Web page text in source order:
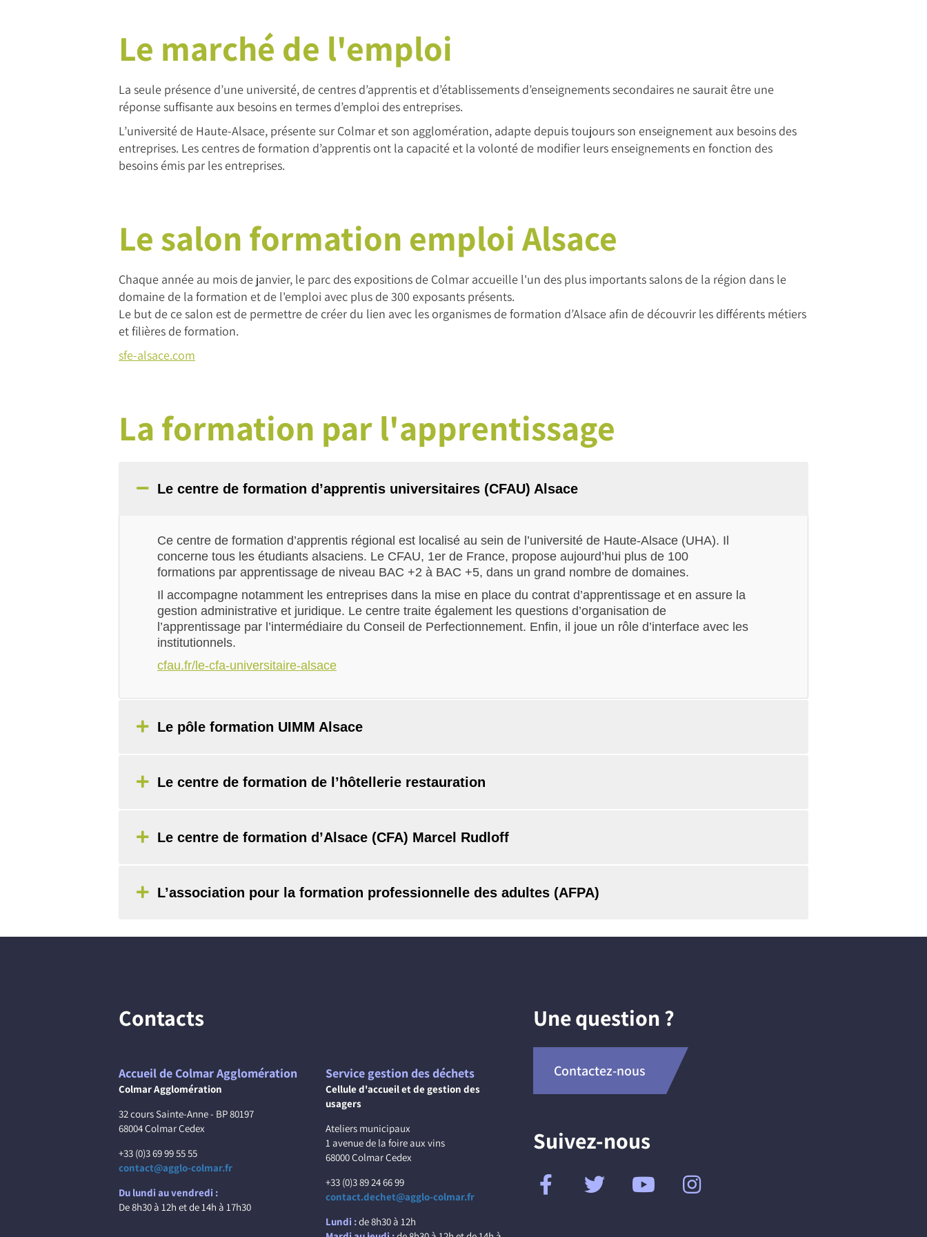
Le marché de l'emploi
La seule présence d’une université, de centres d’apprentis et d’établissements d’enseignements secondaires ne saurait être une
réponse suffisante aux besoins en termes d’emploi des entreprises.
L’université de Haute-Alsace, présente sur Colmar et son agglomération, adapte depuis toujours son enseignement aux besoins des
entreprises. Les centres de formation d’apprentis ont la capacité et la volonté de modifier leurs enseignements en fonction des
besoins émis par les entreprises.
Le salon formation emploi Alsace
Chaque année au mois de janvier, le parc des expositions de Colmar accueille l'un des plus importants salons de la région dans le
domaine de la formation et de l'emploi avec plus de 300 exposants présents.
Le but de ce salon est de permettre de créer du lien avec les organismes de formation d’Alsace afin de découvrir les différents métiers
et filières de formation.
sfe-alsace.com
La formation par l'apprentissage
Le centre de formation d’apprentis universitaires (CFAU) Alsace
Ce centre de formation d’apprentis régional est localisé au sein de l’université de Haute-Alsace (UHA). Il
concerne tous les étudiants alsaciens. Le CFAU, 1er de France, propose aujourd’hui plus de 100
formations par apprentissage de niveau BAC +2 à BAC +5, dans un grand nombre de domaines.
Il accompagne notamment les entreprises dans la mise en place du contrat d’apprentissage et en assure la
gestion administrative et juridique. Le centre traite également les questions d’organisation de
l’apprentissage par l’intermédiaire du Conseil de Perfectionnement. Enfin, il joue un rôle d’interface avec les
institutionnels.
cfau.fr/le-cfa-universitaire-alsace
Le pôle formation UIMM Alsace
Le centre de formation de l’hôtellerie restauration
Le centre de formation d’Alsace (CFA) Marcel Rudloff
L’association pour la formation professionnelle des adultes (AFPA)
Contacts
Accueil de Colmar Agglomération
Colmar Agglomération
32 cours Sainte-Anne - BP 80197
68004 Colmar Cedex
+33 (0)3 69 99 55 55
contact@agglo-colmar.fr
Du lundi au vendredi :
De 8h30 à 12h et de 14h à 17h30
Service gestion des déchets
Cellule d'accueil et de gestion des
usagers
Ateliers municipaux
1 avenue de la foire aux vins
68000 Colmar Cedex
+33 (0)3 89 24 66 99
contact.dechet@agglo-colmar.fr
Lundi :de 8h30 à 12h
Une question ?
Contactez-nous
Suivez-nous